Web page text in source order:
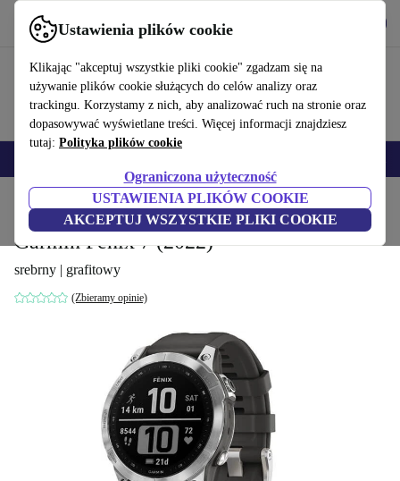
Ustawienia plików cookie
Klikając "akceptuj wszystkie pliki cookie" zgadzam się na
używanie plików cookie służących do celów analizy oraz
trackingu. Korzystamy z nich, aby analizować ruch na stronie oraz
dopasowywać wyświetlane treści. Więcej informacji znajdziesz
tutaj: Polityka plików cookie
Ograniczona użyteczność
USTAWIENIA PLIKÓW COOKIE
AKCEPTUJ WSZYSTKIE PLIKI COOKIE
Korzystaj z refurbed szybko i łatwo
Produkty Smartwatche
Garmin Fenix 7 (2022)
srebrny | grafitowy
(Zbieramy opinie)